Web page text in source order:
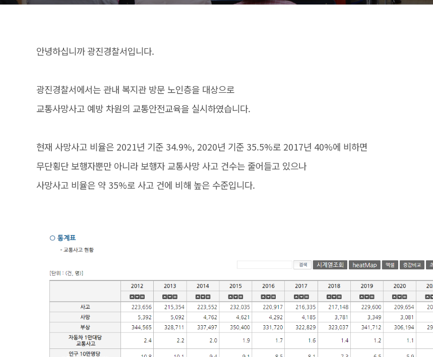
안녕하십니까 광진경찰서입니다.
광진경찰서에서는 관내 복지관 방문 노인층을 대상으로
교통사망사고 예방 차원의 교통안전교육을 실시하였습니다.
현재 사망사고 비율은 2021년 기준 34.9%, 2020년 기준 35.5%로 2017년 40%에 비하면
무단횡단 보행자뿐만 아니라 보행자 교통사망 사고 건수는 줄어들고 있으나
사망사고 비율은 약 35%로 사고 건에 비해 높은 수준입니다.